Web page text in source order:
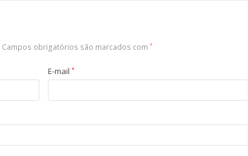
Campos obrigatórios são marcados com *
E-mail *